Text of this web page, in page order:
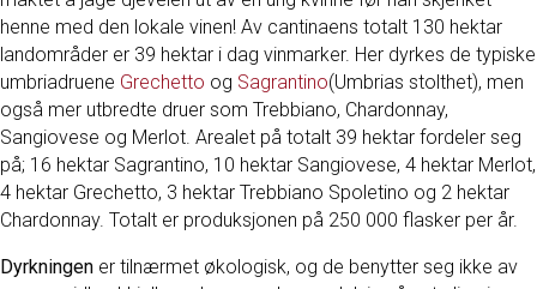
henne med den lokale vinen! Av cantinaens totalt 130 hektar
landområder er 39 hektar i dag vinmarker. Her dyrkes de typiske
umbriadruene Grechetto og Sagrantino(Umbrias stolthet), men
også mer utbredte druer som Trebbiano, Chardonnay,
Sangiovese og Merlot. Arealet på totalt 39 hektar fordeler seg
på; 16 hektar Sagrantino, 10 hektar Sangiovese, 4 hektar Merlot,
4 hektar Grechetto, 3 hektar Trebbiano Spoletino og 2 hektar
Chardonnay. Totalt er produksjonen på 250 000 flasker per år.
Dyrkningen er tilnærmet økologisk, og de benytter seg ikke av